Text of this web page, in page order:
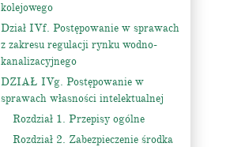
kolejowego
Dział IVf. Postępowanie w sprawach
z zakresu regulacji rynku wodno-
kanalizacyjnego
DZIAŁ IVg. Postępowanie w
sprawach własności intelektualnej
Rozdział 1. Przepisy ogólne
Rozdział 2. Zabezpieczenie środka